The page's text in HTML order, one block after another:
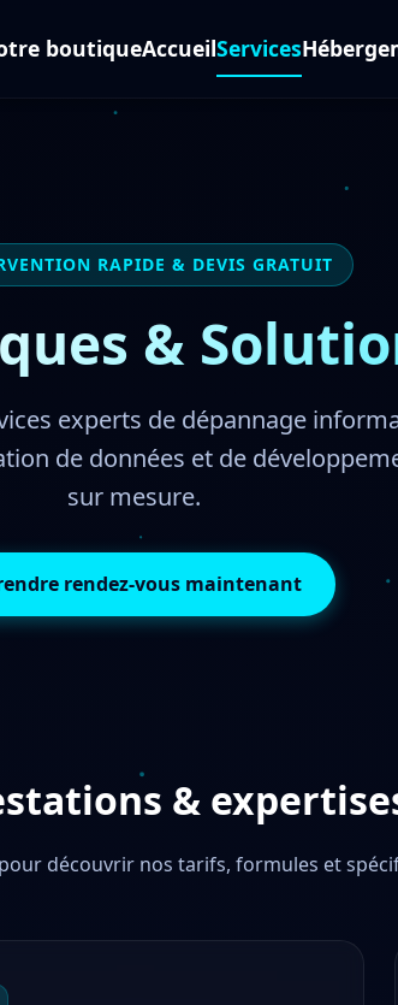
boutiqueAccueilServices
RAPIDE & DEVIS GRATUIT
&
experts de dépannage
de données et de
sur mesure.
rendez-vous maintenant
&
découvrir nos tarifs, formules et